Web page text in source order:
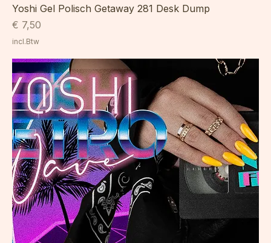
Yoshi Gel Polisch Getaway 281 Desk Dump
Prijs
€ 7,50
incl.Btw